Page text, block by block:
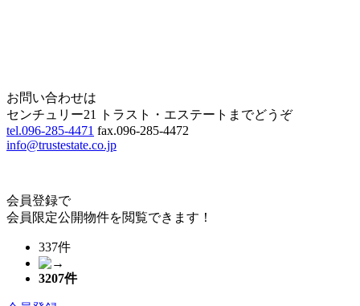
お問い合わせは
センチュリー21 トラスト・エステートまでどうぞ
tel.096-285-4471 fax.096-285-4472
info@trustestate.co.jp
会員登録で
会員限定公開物件を閲覧できます！
337件
3207件